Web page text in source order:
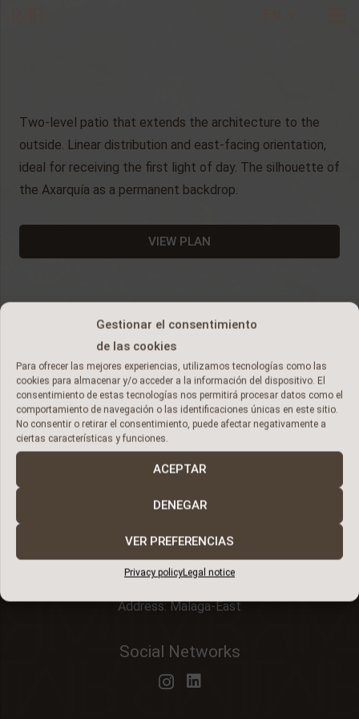
Gestionar el consentimiento
de las cookies
Para ofrecer las mejores experiencias, utilizamos tecnologías como las
cookies para almacenar y/o acceder a la información del dispositivo. El
consentimiento de estas tecnologías nos permitirá procesar datos como el
comportamiento de navegación o las identificaciones únicas en este sitio.
No consentir o retirar el consentimiento, puede afectar negativamente a
ciertas características y funciones.
ACEPTAR
DENEGAR
VER PREFERENCIAS
Privacy policyLegal notice
Two-level patio that extends the architecture to the
outside. Linear distribution and east-facing orientation,
ideal for receiving the first light of day. The silhouette of
the Axarquía as a permanent backdrop.
VIEW PLAN
Contact Information
Phone:+34 616 212 628
Email:discover@livermore.style
Address: Malaga-East
Social Networks
A timeless legacy